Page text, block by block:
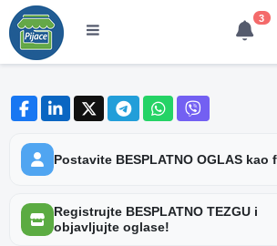
3
Postavite BESPLATNO OGLAS kao
Registrujte BESPLATNO TEZGU i
objavljujte oglase!